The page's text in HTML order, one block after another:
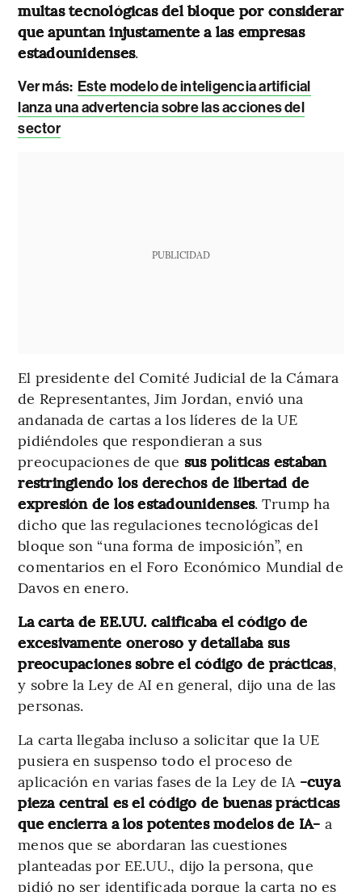
multas tecnológicas del bloque por considerar
que apuntan injustamente a las empresas
estadounidenses.
Ver más: Este modelo de inteligencia artificial
lanza una advertencia sobre las acciones del
sector
PUBLICIDAD
El presidente del Comité Judicial de la Cámara
de Representantes, Jim Jordan, envió una
andanada de cartas a los líderes de la UE
pidiéndoles que respondieran a sus
preocupaciones de que sus políticas estaban
restringiendo los derechos de libertad de
expresión de los estadounidenses. Trump ha
dicho que las regulaciones tecnológicas del
bloque son “una forma de imposición”, en
comentarios en el Foro Económico Mundial de
Davos en enero.
La carta de EE.UU. calificaba el código de
excesivamente oneroso y detallaba sus
preocupaciones sobre el código de prácticas,
y sobre la Ley de AI en general, dijo una de las
personas.
La carta llegaba incluso a solicitar que la UE
pusiera en suspenso todo el proceso de
aplicación en varias fases de la Ley de IA -cuya
pieza central es el código de buenas prácticas
que encierra a los potentes modelos de IA- a
menos que se abordaran las cuestiones
planteadas por EE.UU., dijo la persona, que
pidió no ser identificada porque la carta no es